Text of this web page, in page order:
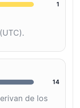
1
14
de los